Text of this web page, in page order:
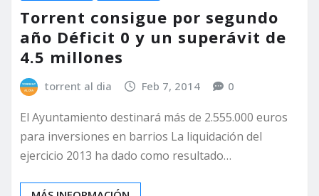
Torrent consigue por segundo
año Déficit 0 y un superávit de
4.5 millones
torrent al dia Feb 7, 2014 0
El Ayuntamiento destinará más de 2.555.000 euros
para inversiones en barrios La liquidación del
ejercicio 2013 ha dado como resultado…